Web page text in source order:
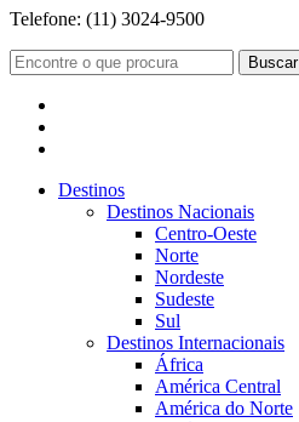
Telefone: (11) 3024-9500
Buscar
Destinos
Destinos Nacionais
Centro-Oeste
Norte
Nordeste
Sudeste
Sul
Destinos Internacionais
África
América Central
América do Norte